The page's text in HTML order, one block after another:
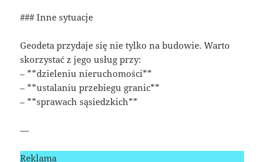
### Inne sytuacje
Geodeta przydaje się nie tylko na budowie. Warto
skorzystać z jego usług przy:
– **dzieleniu nieruchomości**
– **ustalaniu przebiegu granic**
– **sprawach sąsiedzkich**
—
Reklama